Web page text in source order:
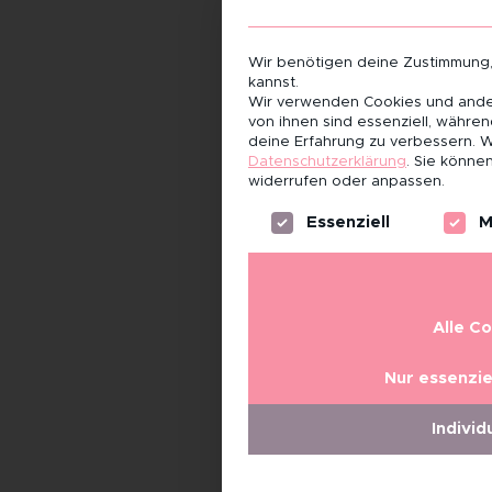
Wir benötigen deine
kannst.
Wir verwenden Cookies und
von ihnen sind essenziell,
deine Erfahrung zu verbessern.
Datenschutzerklärung. Sie
widerrufen oder anpassen.
Es folgt eine Liste der
Essenziell
Alle
Nur